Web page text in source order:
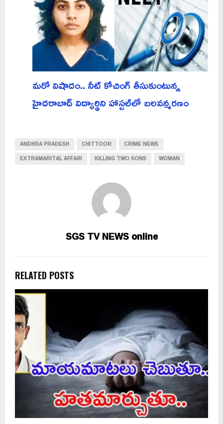
మరో విషాదం.. నీట్ కోచింగ్ తీసుకుంటున్న
హైదరాబాద్ విద్యార్థిని హాస్టల్‌లో బలవన్మరణం
ANDHRA PRADESH CHITTOOR
CRIME NEWS
EXTRAMARITAL AFFAIR
KILLING TWO SONS WOMAN
SGS TV NEWS online
RELATED POSTS